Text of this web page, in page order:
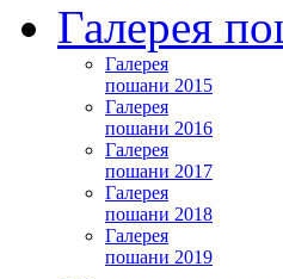
Галерея
Галерея
пошани 2015
Галерея
пошани 2016
Галерея
пошани 2017
Галерея
пошани 2018
Галерея
пошани 2019